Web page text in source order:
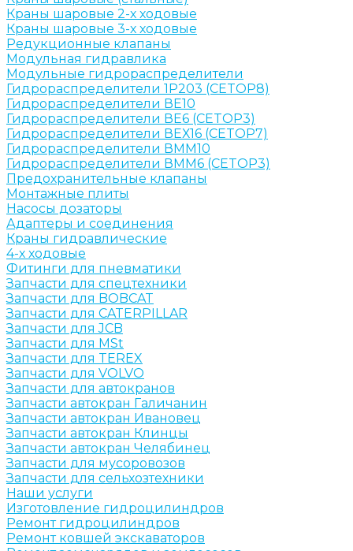
Краны шаровые 2-х ходовые
Краны шаровые 3-х ходовые
Редукционные клапаны
Модульная гидравлика
Модульные гидрораспределители
Гидрораспределители 1Р203 (CETOP8)
Гидрораспределители ВЕ10
Гидрораспределители ВЕ6 (CETOP3)
Гидрораспределители ВЕХ16 (CETOP7)
Гидрораспределители ВММ10
Гидрораспределители ВММ6 (CETOP3)
Предохранительные клапаны
Монтажные плиты
Насосы дозаторы
Адаптеры и соединения
Краны гидравлические
4-х ходовые
Фитинги для пневматики
Запчасти для спецтехники
Запчасти для BOBCAT
Запчасти для CATERPILLAR
Запчасти для JCB
Запчасти для MSt
Запчасти для TEREX
Запчасти для VOLVO
Запчасти для автокранов
Запчасти автокран Галичанин
Запчасти автокран Ивановец
Запчасти автокран Клинцы
Запчасти автокран Челябинец
Запчасти для мусоровозов
Запчасти для сельхозтехники
Наши услуги
Изготовление гидроцилиндров
Ремонт гидроцилиндров
Ремонт ковшей экскаваторов